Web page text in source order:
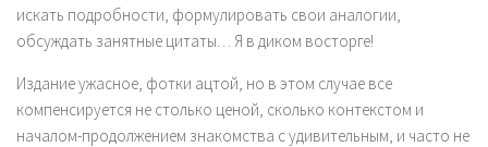
искать подробности, формулировать свои аналогии,
обсуждать занятные цитаты… Я в диком восторге!
Издание ужасное, фотки ацтой, но в этом случае все
компенсируется не столько ценой, сколько контекстом и
началом-продолжением знакомства с удивительным, и часто не